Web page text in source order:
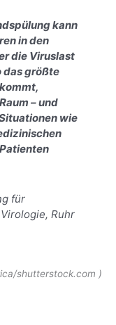
kann
in den
die Viruslast
das größte
– und
wie
für
Ruhr
shutterstock.com )